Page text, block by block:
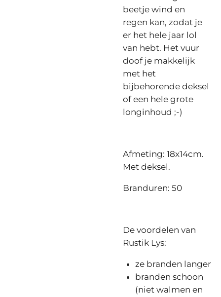
beetje wind en
regen kan, zodat je
er het hele jaar lol
van hebt. Het vuur
doof je makkelijk
met het
bijbehorende deksel
of een hele grote
longinhoud ;-)
Afmeting: 18x14cm.
Met deksel.
Branduren: 50
De voordelen van
Rustik Lys:
ze branden langer
branden schoon
(niet walmen en